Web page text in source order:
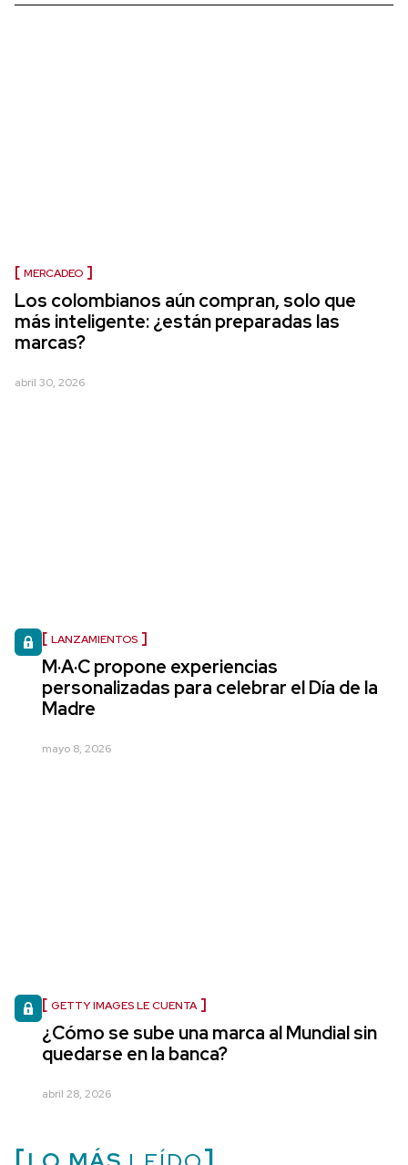
MERCADEO
Los colombianos aún compran, solo que
más inteligente: ¿están preparadas las
marcas?
abril 30, 2026
LANZAMIENTOS
M·A·C propone experiencias
personalizadas para celebrar el Día de la
Madre
mayo 8, 2026
GETTY IMAGES LE CUENTA
¿Cómo se sube una marca al Mundial sin
quedarse en la banca?
abril 28, 2026